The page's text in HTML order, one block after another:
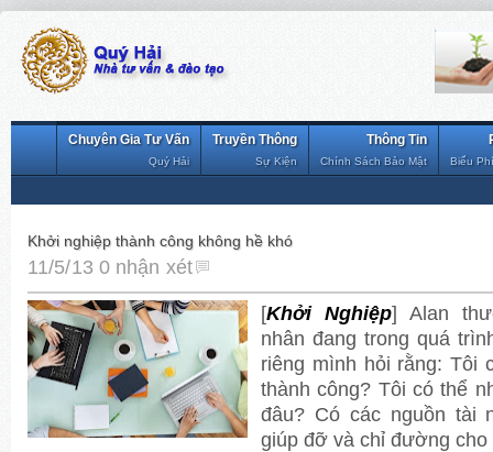
Biểu
Thông Tin
Chính Sách Bảo Mật
Truyền Thông
Sự Kiện
Chuyên Gia Tư Vấn
Quý Hải
Khởi nghiệp thành công không hề khó
11/5/13 0 nhận xét
[Khởi Nghiệp] Alan
nhân đang trong quá
riêng mình hỏi rằng: Tôi
thành công? Tôi có thể
đâu? Có các nguồn tài
giúp đỡ và chỉ đường cho